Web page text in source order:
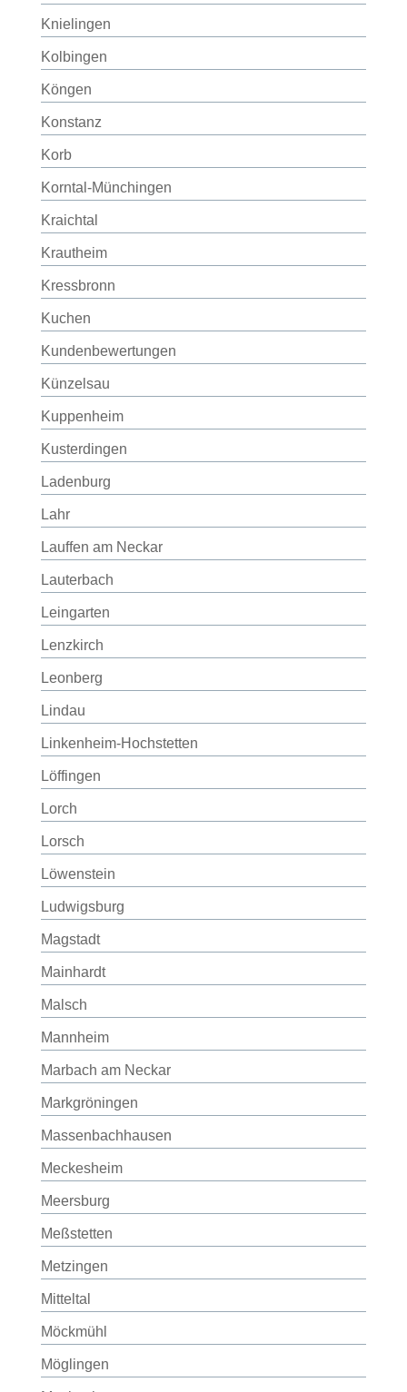
Knielingen
Kolbingen
Köngen
Konstanz
Korb
Korntal-Münchingen
Kraichtal
Krautheim
Kressbronn
Kuchen
Kundenbewertungen
Künzelsau
Kuppenheim
Kusterdingen
Ladenburg
Lahr
Lauffen am Neckar
Lauterbach
Leingarten
Lenzkirch
Leonberg
Lindau
Linkenheim-Hochstetten
Löffingen
Lorch
Lorsch
Löwenstein
Ludwigsburg
Magstadt
Mainhardt
Malsch
Mannheim
Marbach am Neckar
Markgröningen
Massenbachhausen
Meckesheim
Meersburg
Meßstetten
Metzingen
Mitteltal
Möckmühl
Möglingen